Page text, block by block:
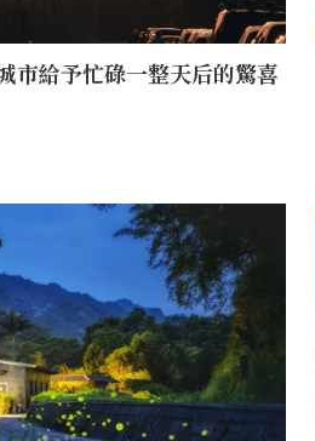
市給予忙碌一整天后的驚喜